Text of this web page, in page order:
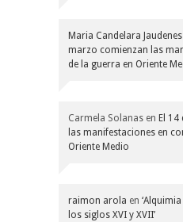
Maria Candelara
marzo comienzan las
de la guerra en Oriente
Carmela Solanas en El 14
las manifestaciones en
Oriente Medio
raimon arola en
los siglos XVI y XVII’